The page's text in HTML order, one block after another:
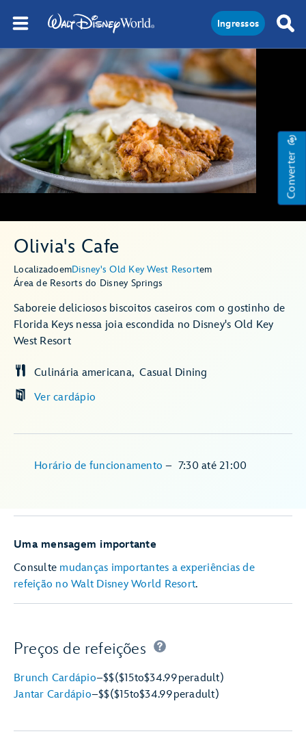
Ingressos
Converter
Olivia's Cafe
LocalizadoemDisney's Old Key West Resortem
Área de Resorts do Disney Springs
Saboreie deliciosos biscoitos caseiros com o gostinho de
Florida Keys nessa joia escondida no Disney's Old Key
West Resort
Ver cardápio
Culinária americana Casual Dining
Horário de funcionamento– 7:30 até 21:00
Uma mensagem importante
Consulte mudanças importantes a experiências de
refeição no Walt Disney World Resort.
Preços de refeições
Brunch Cardápio–$$($15to$34.99peradult)
Jantar Cardápio–$$($15to$34.99peradult)